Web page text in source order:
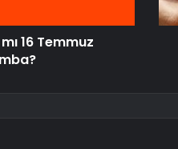
16 Temmuz